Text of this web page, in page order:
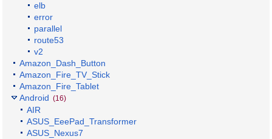
elb
error
parallel
route53
v2
Amazon_Dash_Button
Amazon_Fire_TV_Stick
Amazon_Fire_Tablet
Android (16)
AIR
ASUS_EeePad_Transformer
ASUS_Nexus7